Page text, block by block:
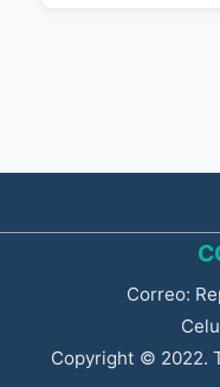
Correo:
Copyright © 2022.